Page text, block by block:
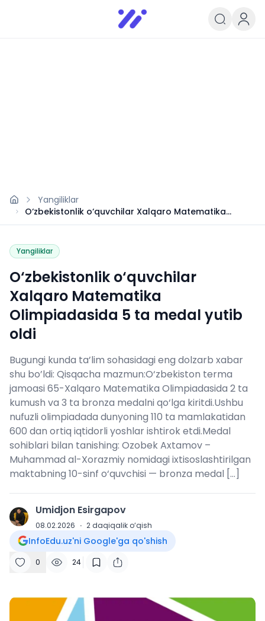
Infoedu
Ta&#039;lim xabarlari va
Yangiliklar
O‘zbekistonlik o‘quvchilar Xalqaro Matematika
Olimpiadasida 5 ta medal yutib oldi
Yangiliklar
O‘zbekistonlik o‘quvchilar
Xalqaro Matematika
Olimpiadasida 5 ta medal yutib
oldi
Bugungi kunda ta’lim sohasidagi eng dolzarb xabar
shu bo’ldi: Qisqacha mazmun:O‘zbekiston terma
jamoasi 65-Xalqaro Matematika Olimpiadasida 2 ta
kumush va 3 ta bronza medalni qo‘lga kiritdi.Ushbu
nufuzli olimpiadada dunyoning 110 ta mamlakatidan
600 dan ortiq iqtidorli yoshlar ishtirok etdi.Medal
sohiblari bilan tanishing: Ozobek Axtamov –
Muhammad al-Xorazmiy nomidagi ixtisoslashtirilgan
maktabning 10-sinf o‘quvchisi — bronza medal […]
U Umidjon Esirgapov
08.02.2026 · 2 daqiqalik o‘qish
InfoEdu.uz'ni Google'ga qo'shish
0 24